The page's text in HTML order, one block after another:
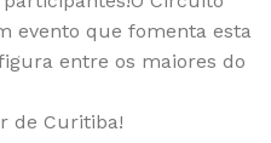
evento que fomenta esta
entre os maiores do
de Curitiba!